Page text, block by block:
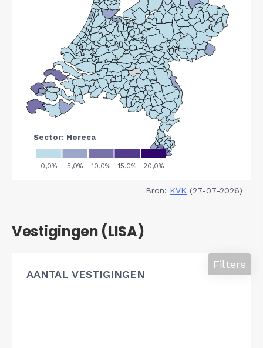
Bron: KVK (27-07-2026)
Vestigingen (LISA)
AANTAL VESTIGINGEN
Filters